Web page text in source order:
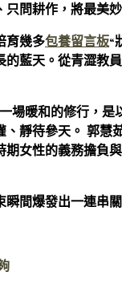
問耕作，將最美
育幾多包養留言板“
的藍天。從青澀教
場暖和的修行，
、靜待參天。 郭慧
期女性的義務擔負
瞬間爆發出一連串